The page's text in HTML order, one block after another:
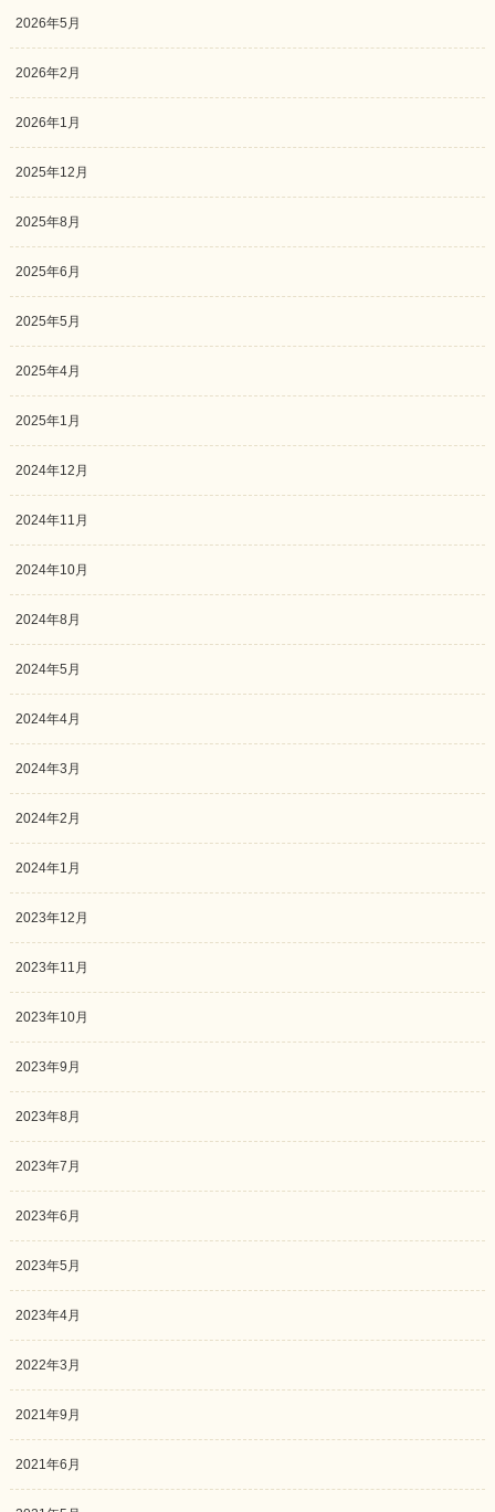
2026年5月
2026年2月
2026年1月
2025年12月
2025年8月
2025年6月
2025年5月
2025年4月
2025年1月
2024年12月
2024年11月
2024年10月
2024年8月
2024年5月
2024年4月
2024年3月
2024年2月
2024年1月
2023年12月
2023年11月
2023年10月
2023年9月
2023年8月
2023年7月
2023年6月
2023年5月
2023年4月
2022年3月
2021年9月
2021年6月